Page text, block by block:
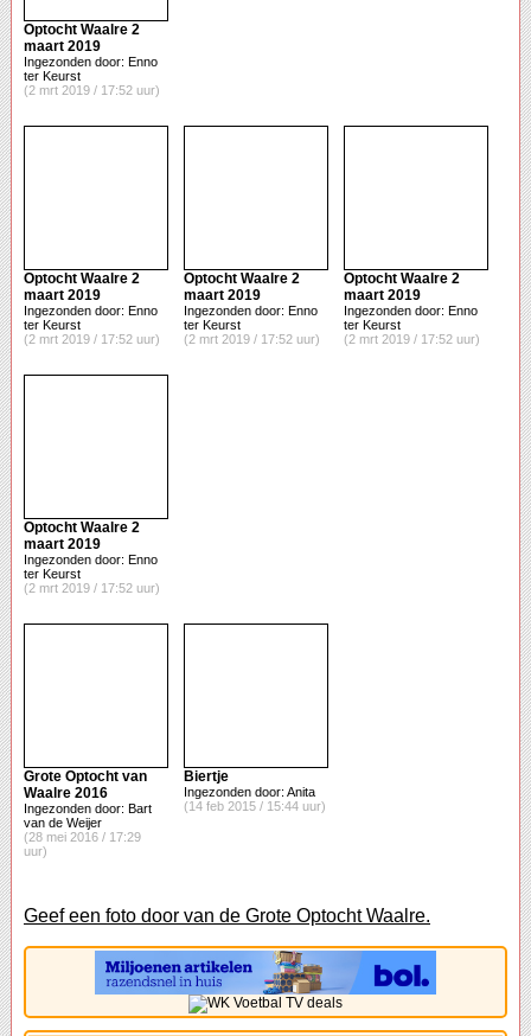
Optocht Waalre 2
maart 2019
Ingezonden door: Enno
ter Keurst
(2 mrt 2019 / 17:52 uur)
Optocht Waalre 2
maart 2019
Ingezonden door: Enno
ter Keurst
(2 mrt 2019 / 17:52 uur)
Optocht Waalre 2
maart 2019
Ingezonden door: Enno
ter Keurst
(2 mrt 2019 / 17:52 uur)
Optocht Waalre 2
maart 2019
Ingezonden door: Enno
ter Keurst
(2 mrt 2019 / 17:52 uur)
Optocht Waalre 2
maart 2019
Ingezonden door: Enno
ter Keurst
(2 mrt 2019 / 17:52 uur)
Grote Optocht van
Waalre 2016
Ingezonden door: Bart
van de Weijer
(28 mei 2016 / 17:29
uur)
Biertje
Ingezonden door: Anita
(14 feb 2015 / 15:44 uur)
Geef een foto door van de Grote Optocht Waalre.